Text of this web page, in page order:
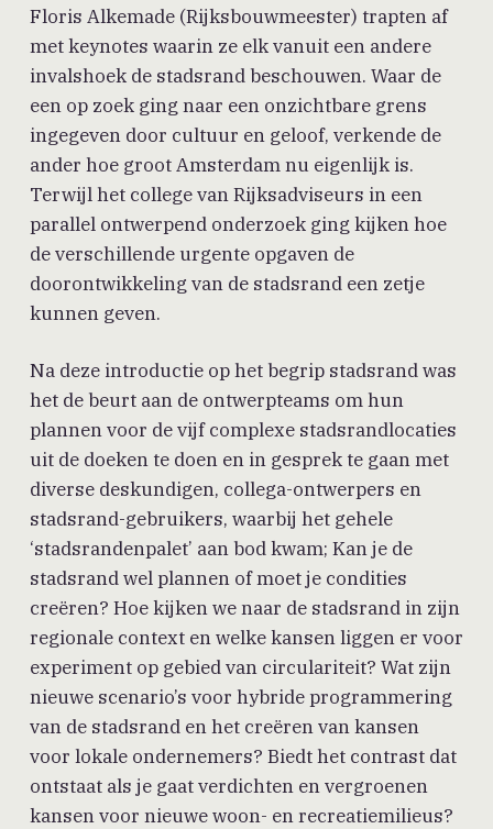
Floris Alkemade (Rijksbouwmeester) trapten af
met keynotes waarin ze elk vanuit een andere
invalshoek de stadsrand beschouwen. Waar de
een op zoek ging naar een onzichtbare grens
ingegeven door cultuur en geloof, verkende de
ander hoe groot Amsterdam nu eigenlijk is.
Terwijl het college van Rijksadviseurs in een
parallel ontwerpend onderzoek ging kijken hoe
de verschillende urgente opgaven de
doorontwikkeling van de stadsrand een zetje
kunnen geven.
Na deze introductie op het begrip stadsrand was
het de beurt aan de ontwerpteams om hun
plannen voor de vijf complexe stadsrandlocaties
uit de doeken te doen en in gesprek te gaan met
diverse deskundigen, collega-ontwerpers en
stadsrand-gebruikers, waarbij het gehele
‘stadsrandenpalet’ aan bod kwam; Kan je de
stadsrand wel plannen of moet je condities
creëren? Hoe kijken we naar de stadsrand in zijn
regionale context en welke kansen liggen er voor
experiment op gebied van circulariteit? Wat zijn
nieuwe scenario’s voor hybride programmering
van de stadsrand en het creëren van kansen
voor lokale ondernemers? Biedt het contrast dat
ontstaat als je gaat verdichten en vergroenen
kansen voor nieuwe woon- en recreatiemilieus?